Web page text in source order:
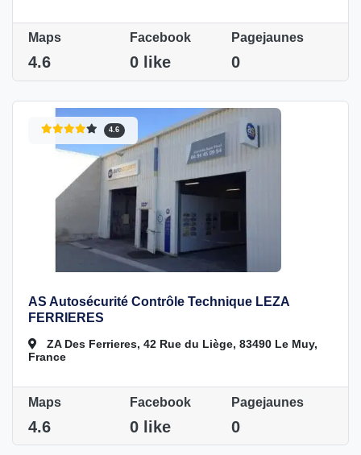
Maps
4.6
Facebook
0 like
Pagejaunes
0
4.6
AS Autosécurité Contrôle Technique LEZA
FERRIERES
ZA Des Ferrieres, 42 Rue du Liège, 83490 Le Muy,
France
Maps
4.6
Facebook
0 like
Pagejaunes
0